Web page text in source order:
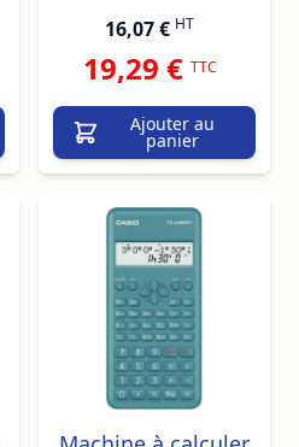
16,07 € HT
19,29 € TTC
Ajouter au
panier